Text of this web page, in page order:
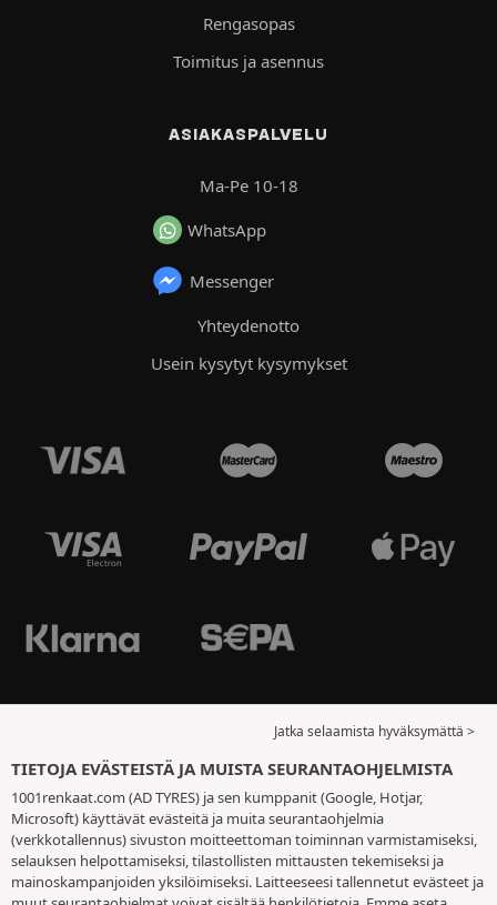
Rengasopas
Toimitus ja asennus
ASIAKASPALVELU
Ma-Pe 10-18
WhatsApp
Messenger
Yhteydenotto
Usein kysytyt kysymykset
Jatka selaamista hyväksymättä >
TIETOJA EVÄSTEISTÄ JA MUISTA SEURANTAOHJELMISTA
1001renkaat.com (AD TYRES) ja sen kumppanit (Google, Hotjar,
Microsoft) käyttävät evästeitä ja muita seurantaohjelmia
(verkkotallennus) sivuston moitteettoman toiminnan varmistamiseksi,
selauksen helpottamiseksi, tilastollisten mittausten tekemiseksi ja
mainoskampanjoiden yksilöimiseksi. Laitteeseesi tallennetut evästeet ja